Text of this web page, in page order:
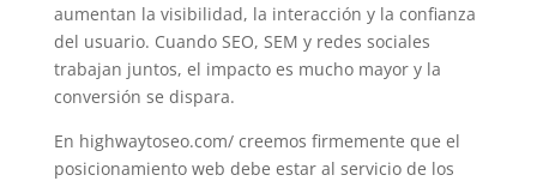
aumentan la visibilidad, la interacción y la confianza
del usuario. Cuando SEO, SEM y redes sociales
trabajan juntos, el impacto es mucho mayor y la
conversión se dispara.
En highwaytoseo.com/ creemos firmemente que el
posicionamiento web debe estar al servicio de los